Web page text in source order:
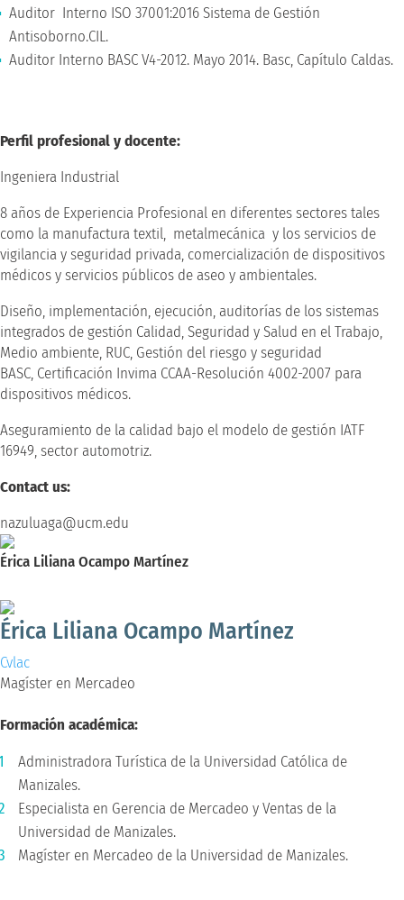
Auditor Interno ISO 37001:2016 Sistema de Gestión
Antisoborno.CIL.
Auditor Interno BASC V4-2012. Mayo 2014. Basc, Capítulo Caldas.
Perfil profesional y docente:
Ingeniera Industrial
8 años de Experiencia Profesional en diferentes sectores tales
como la manufactura textil, metalmecánica y los servicios de
vigilancia y seguridad privada, comercialización de dispositivos
médicos y servicios públicos de aseo y ambientales.
Diseño, implementación, ejecución, auditorías de los sistemas
integrados de gestión Calidad, Seguridad y Salud en el Trabajo,
Medio ambiente, RUC, Gestión del riesgo y seguridad
BASC, Certificación Invima CCAA-Resolución 4002-2007 para
dispositivos médicos.
Aseguramiento de la calidad bajo el modelo de gestión IATF
16949, sector automotriz.
Contact us:
nazuluaga@ucm.edu
Érica Liliana Ocampo Martínez
Érica Liliana Ocampo Martínez
Cvlac
Magíster en Mercadeo
Formación académica:
Administradora Turística de la Universidad Católica de
Manizales.
Especialista en Gerencia de Mercadeo y Ventas de la
Universidad de Manizales.
Magíster en Mercadeo de la Universidad de Manizales.